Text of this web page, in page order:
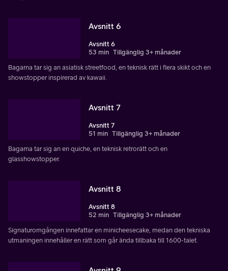
Avsnitt 6
Avsnitt 6
53 min Tillgänglig 3+ månader
Bagarna tar sig an asiatisk streetfood, en teknisk rätt i flera skikt och en
showstopper inspirerad av kawaii.
Avsnitt 7
Avsnitt 7
51 min Tillgänglig 3+ månader
Bagarna tar sig an en quiche, en teknisk retrorätt och en
glasshowstopper.
Avsnitt 8
Avsnitt 8
52 min Tillgänglig 3+ månader
Signaturomgången innefattar en minicheesecake, medan den tekniska
utmaningen innehåller en rätt som går ända tillbaka till 1600-talet.